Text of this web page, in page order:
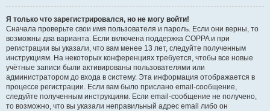
Я только что зарегистрировался, но не могу войти!
Сначала проверьте свои имя пользователя и пароль. Если они верны, то
возможны два варианта. Если включена поддержка COPPA и при
регистрации вы указали, что вам менее 13 лет, следуйте полученным
инструкциям. На некоторых конференциях требуется, чтобы все новые
учётные записи были активированы пользователями или
администратором до входа в систему. Эта информация отображается в
процессе регистрации. Если вам было прислано email-сообщение,
следуйте полученным инструкциям. Если email-сообщение не получено,
то возможно, что вы указали неправильный адрес email либо он